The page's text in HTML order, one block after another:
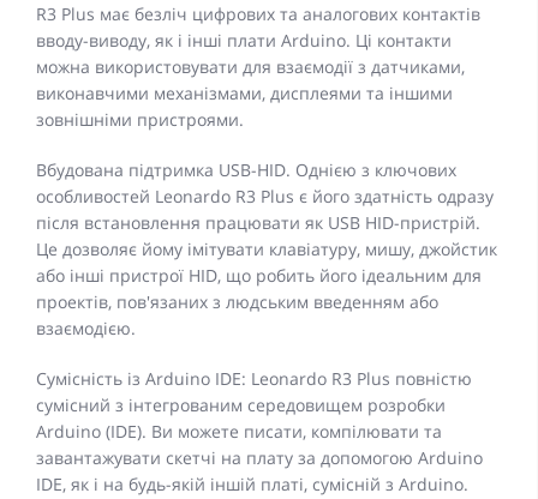
R3 Plus має безліч цифрових та аналогових контактів
вводу-виводу, як і інші плати Arduino. Ці контакти
можна використовувати для взаємодії з датчиками,
виконавчими механізмами, дисплеями та іншими
зовнішніми пристроями.
Вбудована підтримка USB-HID. Однією з ключових
особливостей Leonardo R3 Plus є його здатність одразу
після встановлення працювати як USB HID-пристрій.
Це дозволяє йому імітувати клавіатуру, мишу, джойстик
або інші пристрої HID, що робить його ідеальним для
проектів, пов'язаних з людським введенням або
взаємодією.
Сумісність із Arduino IDE: Leonardo R3 Plus повністю
сумісний з інтегрованим середовищем розробки
Arduino (IDE). Ви можете писати, компілювати та
завантажувати скетчі на плату за допомогою Arduino
IDE, як і на будь-якій іншій платі, сумісній з Arduino.